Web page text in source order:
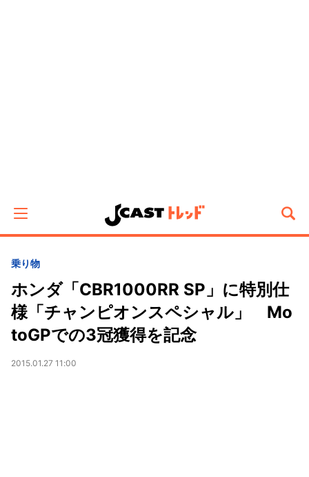
乗り物
ホンダ「CBR1000RR SP」に特別仕
様「チャンピオンスペシャル」 Mo
toGPでの3冠獲得を記念
2015.01.27 11:00